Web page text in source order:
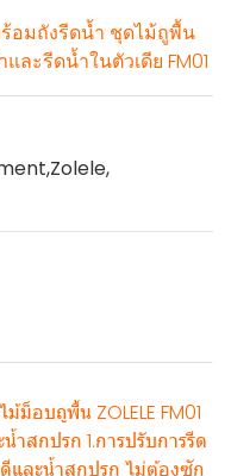
ร้อมถังรีดน้ำ ชุดไม้ถูพื้น
ะรีดน้ำในตัวเดีย FM01
,Zolele,
ม็อบถูพื้น ZOLELE FM01
ำสกปรก 1.การปรับการรีด
และน้ำสกปรก ไม่ต้องซัก